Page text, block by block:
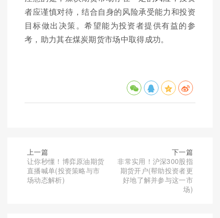
者应谨慎对待，结合自身的风险承受能力和投资
目标做出决策。希望能为投资者提供有益的参
考，助力其在煤炭期货市场中取得成功。
上一篇
让你秒懂！博弈原油期货
直播喊单(投资策略与市
场动态解析)
下一篇
非常实用！沪深300股指
期货开户(帮助投资者更
好地了解并参与这一市
场)